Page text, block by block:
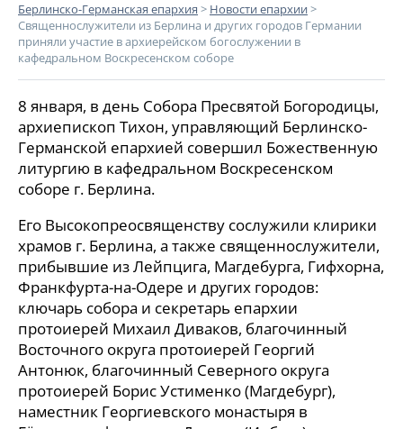
Берлинско-Германская епархия > Новости епархии>
Священнослужители из Берлина и других городов Германии
приняли участие в архиерейском богослужении в
кафедральном Воскресенском соборе
8 января, в день Собора Пресвятой Богородицы,
архиепископ Тихон, управляющий Берлинско-
Германской епархией совершил Божественную
литургию в кафедральном Воскресенском
соборе г. Берлина.
Его Высокопреосвященству сослужили клирики
храмов г. Берлина, а также священнослужители,
прибывшие из Лейпцига, Магдебурга, Гифхорна,
Франкфурта-на-Одере и других городов:
ключарь собора и секретарь епархии
протоиерей Михаил Диваков, благочинный
Восточного округа протоиерей Георгий
Антонюк, благочинный Северного округа
протоиерей Борис Устименко (Магдебург),
наместник Георгиевского монастыря в